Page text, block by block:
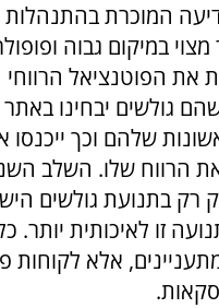
המוכרת בהתנהלות
במיקום גבוה
את הפוטנציאל הרווחי
גולשים יבחינו
שלהם וכך ייכנסו
את הרווח שלו. השלב
רק בתנועת גולשים
זו לאיכותית יותר.
אלא לקוחות